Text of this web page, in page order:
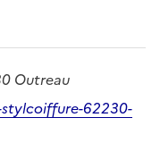
Outreau
62230-